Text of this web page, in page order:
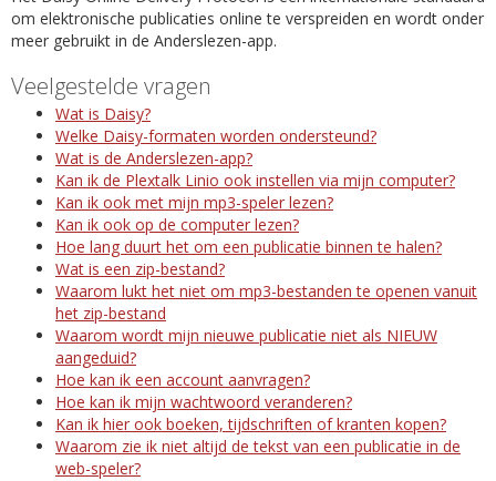
om elektronische publicaties online te verspreiden en wordt onder
meer gebruikt in de Anderslezen-app.
Veelgestelde vragen
Wat is Daisy?
Welke Daisy-formaten worden ondersteund?
Wat is de Anderslezen-app?
Kan ik de Plextalk Linio ook instellen via mijn computer?
Kan ik ook met mijn mp3-speler lezen?
Kan ik ook op de computer lezen?
Hoe lang duurt het om een publicatie binnen te halen?
Wat is een zip-bestand?
Waarom lukt het niet om mp3-bestanden te openen vanuit
het zip-bestand
Waarom wordt mijn nieuwe publicatie niet als NIEUW
aangeduid?
Hoe kan ik een account aanvragen?
Hoe kan ik mijn wachtwoord veranderen?
Kan ik hier ook boeken, tijdschriften of kranten kopen?
Waarom zie ik niet altijd de tekst van een publicatie in de
web-speler?